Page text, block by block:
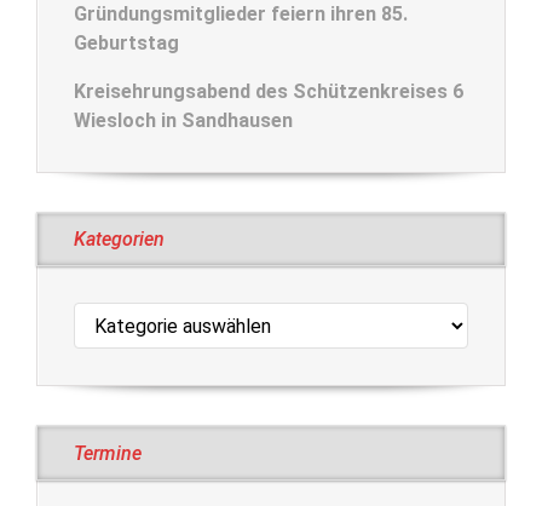
Gründungsmitglieder feiern ihren 85.
Geburtstag
Kreisehrungsabend des Schützenkreises 6
Wiesloch in Sandhausen
Kategorien
Kategorien
Termine